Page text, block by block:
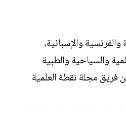
والإسبانية،
والسياحية والطبية
فريق مجلة نقطة العلمية